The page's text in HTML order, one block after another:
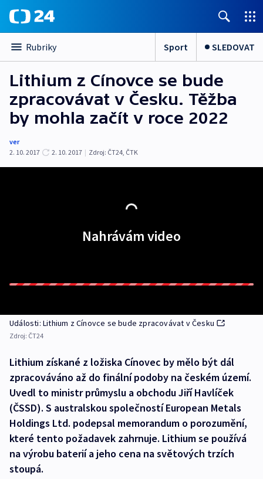
Rubriky Sport SLEDOVAT
Lithium z Cínovce se bude
zpracovávat v Česku. Těžba
by mohla začít v roce 2022
ver
2. 10. 2017
2. 10. 2017 | Zdroj: ČT24, ČTK
Nahrávám video
Události: Lithium z Cínovce se bude zpracovávat v Česku
Zdroj: ČT24
Lithium získané z ložiska Cínovec by mělo být dál
zpracováváno až do finální podoby na českém území.
Uvedl to ministr průmyslu a obchodu Jiří Havlíček
(ČSSD). S australskou společností European Metals
Holdings Ltd. podepsal memorandum o porozumění,
které tento požadavek zahrnuje. Lithium se používá
na výrobu baterií a jeho cena na světových trzích
stoupá.